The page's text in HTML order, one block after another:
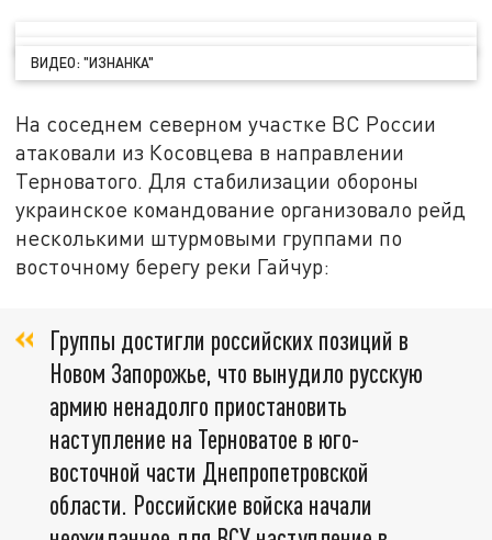
ВИДЕО: "ИЗНАНКА"
На соседнем северном участке ВС России
атаковали из Косовцева в направлении
Терноватого. Для стабилизации обороны
украинское командование организовало рейд
несколькими штурмовыми группами по
восточному берегу реки Гайчур:
Группы достигли российских позиций в
Новом Запорожье, что вынудило русскую
армию ненадолго приостановить
наступление на Терноватое в юго-
восточной части Днепропетровской
области. Российские войска начали